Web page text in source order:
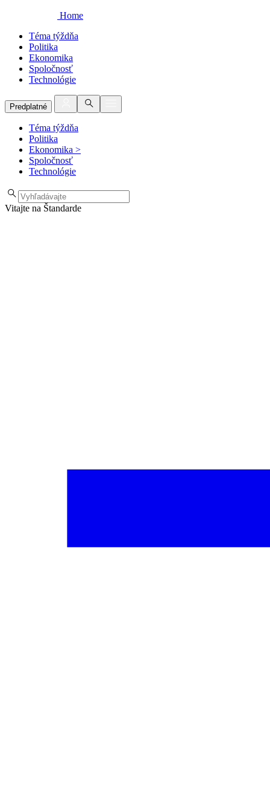
Home
Téma týždňa
Politika
Ekonomika
Spoločnosť
Technológie
Predplatné
Téma týždňa
Politika
Ekonomika >
Spoločnosť
Technológie
Vitajte na Štandarde